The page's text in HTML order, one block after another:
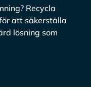
Recycla
att säkerställa
lösning som